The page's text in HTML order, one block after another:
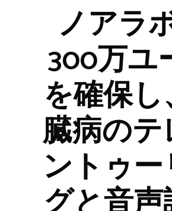
ノアラ
300万ユ
を確保
臓病の
ントゥ